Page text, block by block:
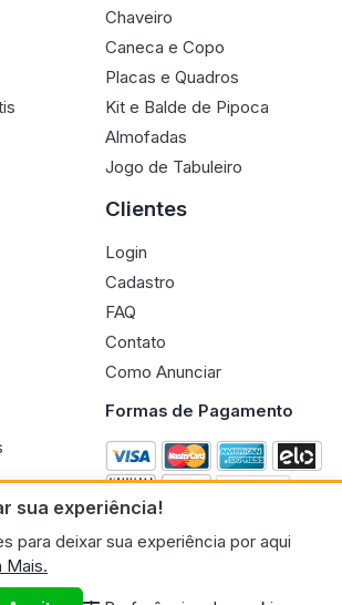
sua experiência!
para deixar sua experiência por aqui
Mais.
Chaveiro
Caneca e Copo
Placas e Quadros
Kit e Balde de Pipoca
Almofadas
Jogo de Tabuleiro
Clientes
Login
Cadastro
FAQ
Contato
Como Anunciar
Formas de Pagamento